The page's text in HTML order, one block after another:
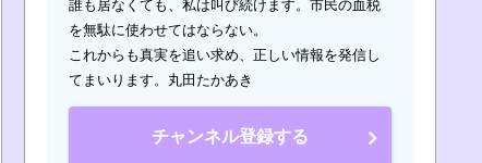
誰も居なくても、私は叫び続けます。市民の血税
を無駄に使わせてはならない。
これからも真実を追い求め、正しい情報を発信し
てまいります。丸田たかあき
チャンネル登録する